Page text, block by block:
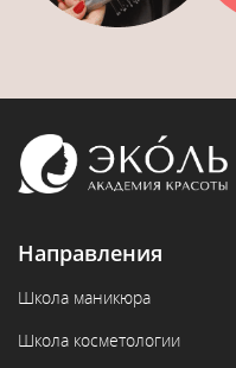
Направления
Школа маникюра
Школа косметологии